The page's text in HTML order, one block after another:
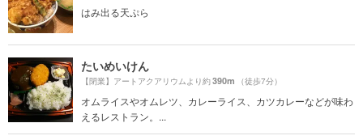
はみ出る天ぷら
たいめいけん
【閉業】アートアクアリウムより約390m （徒歩7分）
オムライスやオムレツ、カレーライス、カツカレーなどが味わ
えるレストラン。...